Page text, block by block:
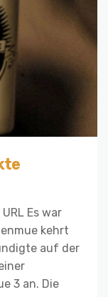
Es war
kehrt
auf der
3 an. Die